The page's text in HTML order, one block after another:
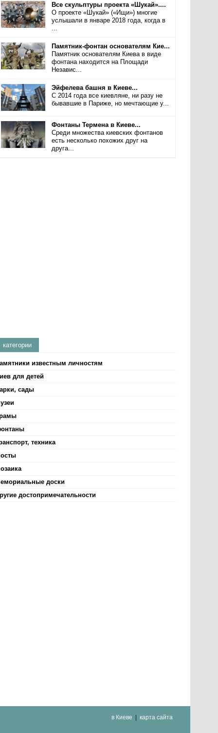
Все скульптуры проекта «Шукай»....
О проекте «Шукай» («Ищи») многие
услышали в январе 2018 года, когда в
...
Памятник-фонтан основателям Кие...
Памятник основателям Киева в виде
фонтана находится на Площади
Независ...
Эйфелева башня в Киеве...
С 2014 года все киевляне, ни разу не
бывавшие в Париже, но мечтающие у...
Фонтаны Термена в Киеве...
Среди множества киевских фонтанов
есть несколько похожих друг на
друга...
категории
известным личностям
для детей
сады
техника
доски
достопримечательности
в Киеве карта сайта